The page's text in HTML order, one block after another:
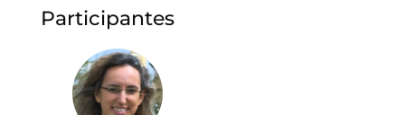
Participantes